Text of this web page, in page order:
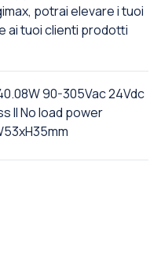
potrai elevare i tuoi
ai tuoi clienti prodotti
90-305Vac 24Vdc
II No load power